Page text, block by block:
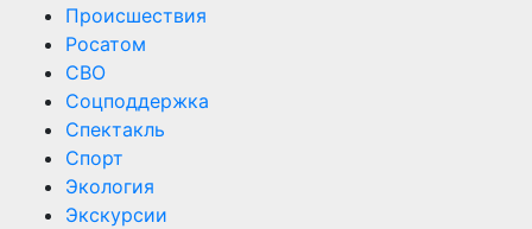
Происшествия
Росатом
СВО
Соцподдержка
Спектакль
Спорт
Экология
Экскурсии